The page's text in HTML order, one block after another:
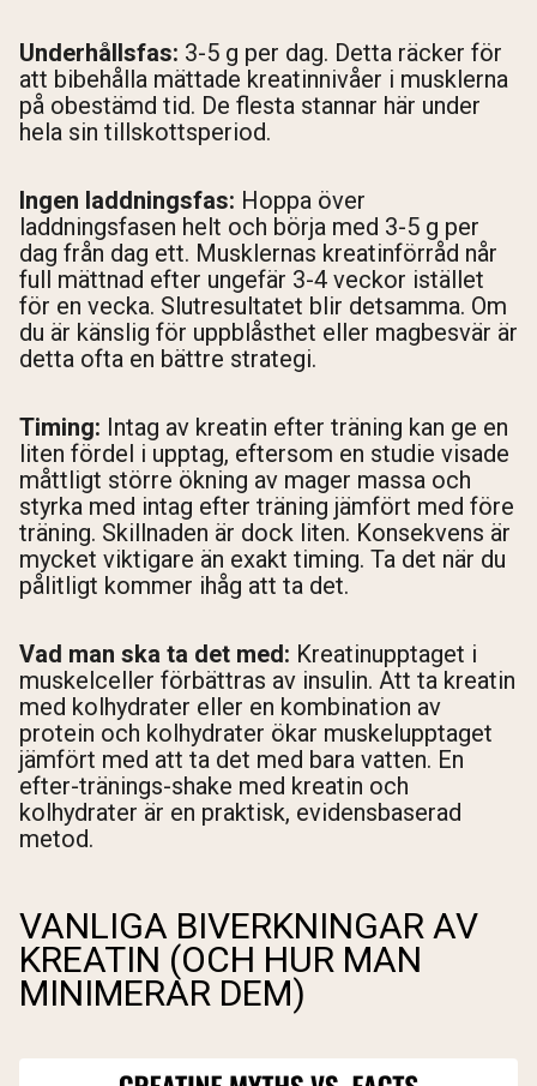
Underhållsfas: 3-5 g per dag. Detta räcker för
att bibehålla mättade kreatinnivåer i musklerna
på obestämd tid. De flesta stannar här under
hela sin tillskottsperiod.
Ingen laddningsfas: Hoppa över
laddningsfasen helt och börja med 3-5 g per
dag från dag ett. Musklernas kreatinförråd når
full mättnad efter ungefär 3-4 veckor istället
för en vecka. Slutresultatet blir detsamma. Om
du är känslig för uppblåsthet eller magbesvär är
detta ofta en bättre strategi.
Timing: Intag av kreatin efter träning kan ge en
liten fördel i upptag, eftersom en studie visade
måttligt större ökning av mager massa och
styrka med intag efter träning jämfört med före
träning. Skillnaden är dock liten. Konsekvens är
mycket viktigare än exakt timing. Ta det när du
pålitligt kommer ihåg att ta det.
Vad man ska ta det med: Kreatinupptaget i
muskelceller förbättras av insulin. Att ta kreatin
med kolhydrater eller en kombination av
protein och kolhydrater ökar muskelupptaget
jämfört med att ta det med bara vatten. En
efter-tränings-shake med kreatin och
kolhydrater är en praktisk, evidensbaserad
metod.
VANLIGA BIVERKNINGAR AV
KREATIN (OCH HUR MAN
MINIMERAR DEM)